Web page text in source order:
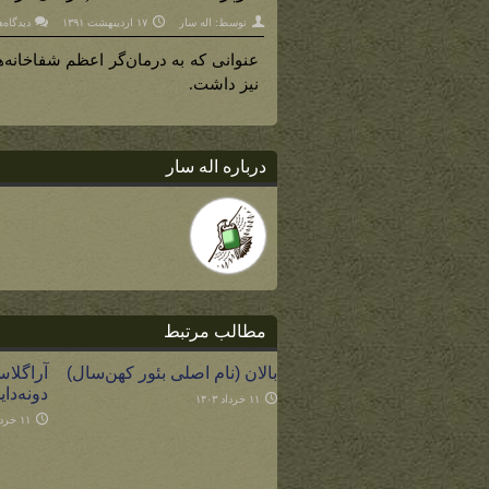
توسط: اله سار ۱۷ اردیبهشت ۱۳۹۱
عنوانی که به درمان‌گر اعظم
نیز داشت.
درباره اله سار
مطالب مرتبط
بالان (نام اصلی بئور کهن‌سال)
۱۱ خرداد ۱۴۰۳
۱۱ خرداد ۱۴۰۳